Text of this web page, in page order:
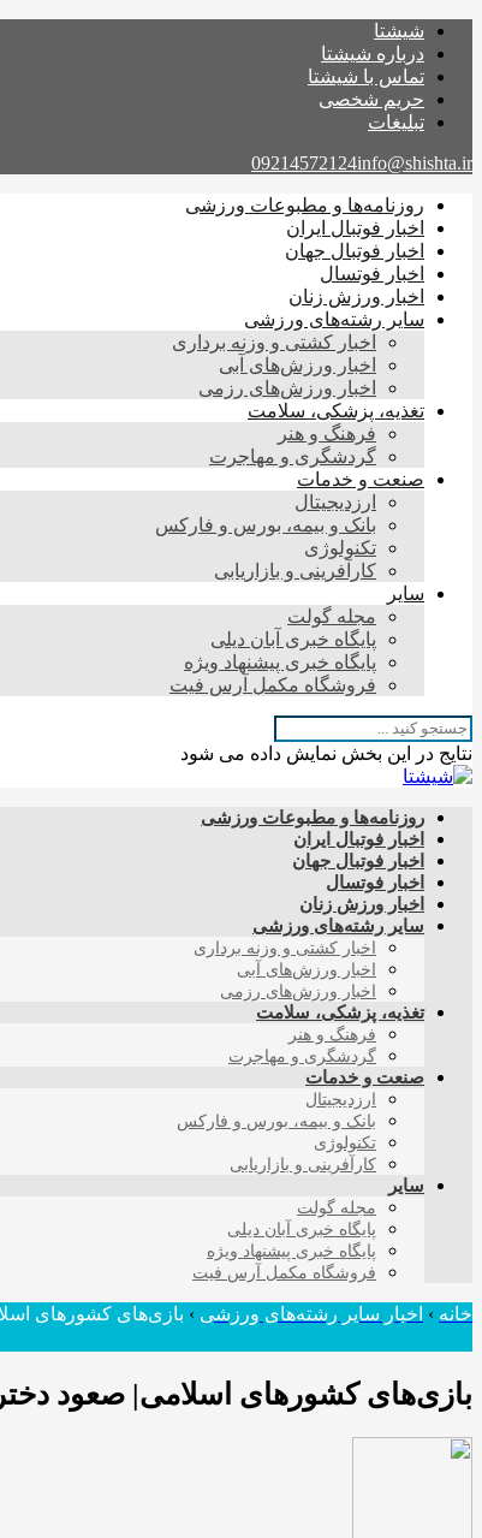
شیشتا
درباره شیشتا
تماس با شیشتا
حریم شخصی
تبلیغات
09214572124info@shishta.ir
روزنامه‌ها و مطبوعات ورزشی
اخبار فوتبال ایران
اخبار فوتبال جهان
اخبار فوتسال
اخبار ورزش زنان
سایر رشته‌های ورزشی
اخبار کشتی و وزنه برداری
اخبار ورزش‌های آبی
اخبار ورزش‌های رزمی
تغذیه، پزشکی، سلامت
فرهنگ و هنر
گردشگری و مهاجرت
صنعت و خدمات
ارزدیجیتال
بانک و بیمه، بورس و فارکس
تکنولوژی
کارآفرینی و بازاریابی
سایر
مجله گولت
پایگاه خبری آبان دیلی
پایگاه خبری پیشنهاد ویژه
فروشگاه مکمل آرس فیت
نتایج در این بخش نمایش داده می شود
روزنامه‌ها و مطبوعات ورزشی
اخبار فوتبال ایران
اخبار فوتبال جهان
اخبار فوتسال
اخبار ورزش زنان
سایر رشته‌های ورزشی
اخبار کشتی و وزنه برداری
اخبار ورزش‌های آبی
اخبار ورزش‌های رزمی
تغذیه، پزشکی، سلامت
فرهنگ و هنر
گردشگری و مهاجرت
صنعت و خدمات
ارزدیجیتال
بانک و بیمه، بورس و فارکس
تکنولوژی
کارآفرینی و بازاریابی
سایر
مجله گولت
پایگاه خبری آبان دیلی
پایگاه خبری پیشنهاد ویژه
فروشگاه مکمل آرس فیت
خانه › اخبار سایر رشته‌های ورزشی › بازی‌های کشورهای
بازی‌های کشورهای اسلامی| صعود